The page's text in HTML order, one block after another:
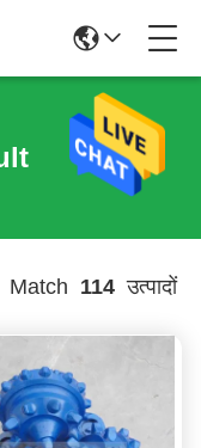
Match 114 उत्पादों